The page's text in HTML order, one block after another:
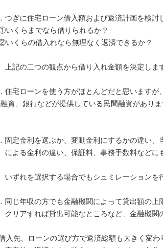
つぎに住宅ローン借入額および返済計画を検討
らまでなら借りられるか？
らの借入れなら無理なく返済できるか？
の二つの観点から借り入れ金額を決定しま
住宅ローンを使う方がほとんどだと思いますが
、銀行などが提供している民間融資がありま
固定金利を選ぶか、変動金利にするかの違い、
る金利の違い、保証料、事務手数料などにも
れを選択する場合でもシュミレーションを行
同じ年収の方でも金融機関によって貸出額の上
アすれば貸出可能なところなど、金融機関の
先、ローンの選び方で返済総額も大きく変わ